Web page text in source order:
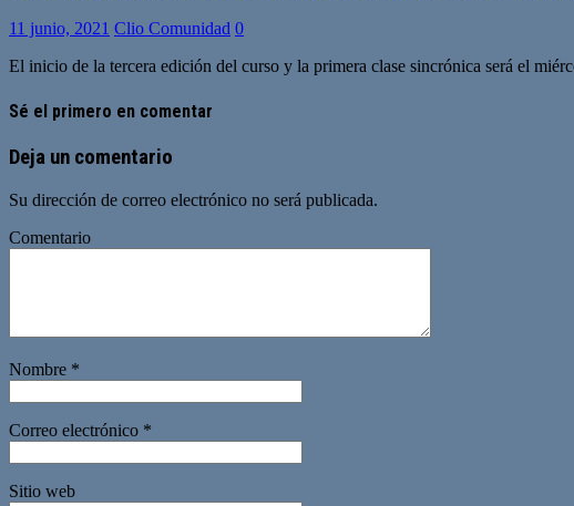
11 junio, 2021 Clio Comunidad 0
El inicio de la tercera edición del curso y la primera clase sincrónica será el
Sé el primero en comentar
Deja un comentario
Su dirección de correo electrónico no será publicada.
Comentario
Nombre *
Correo electrónico *
Sitio web